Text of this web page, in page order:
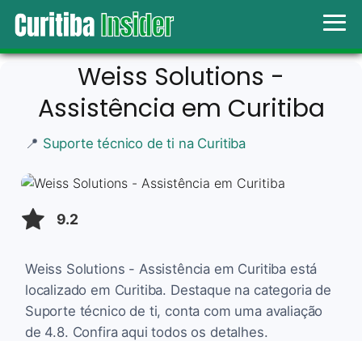
Weiss Solutions -
Assistência em Curitiba
📍 Suporte técnico de ti na Curitiba
9.2
Weiss Solutions - Assistência em Curitiba está
localizado em Curitiba. Destaque na categoria de
Suporte técnico de ti, conta com uma avaliação
de 4.8. Confira aqui todos os detalhes.